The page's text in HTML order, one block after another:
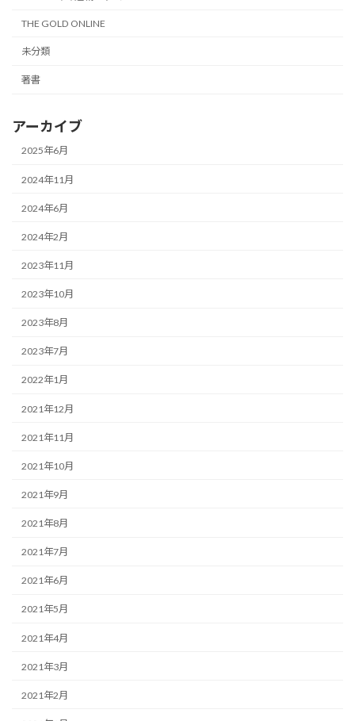
THE GOLD ONLINE
未分類
著書
アーカイブ
2025年6月
2024年11月
2024年6月
2024年2月
2023年11月
2023年10月
2023年8月
2023年7月
2022年1月
2021年12月
2021年11月
2021年10月
2021年9月
2021年8月
2021年7月
2021年6月
2021年5月
2021年4月
2021年3月
2021年2月